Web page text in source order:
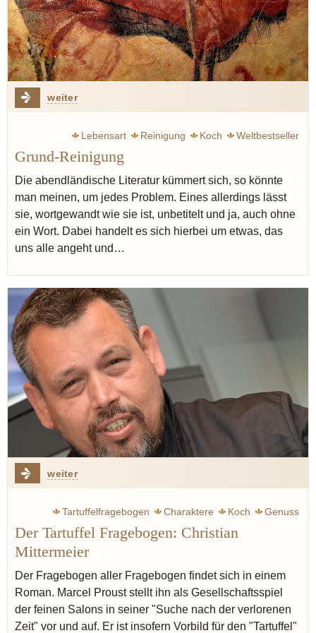
weiter
Lebensart Reinigung Koch Weltbestseller
Grund-Reinigung
Die abendländische Literatur kümmert sich, so könnte
man meinen, um jedes Problem. Eines allerdings lässt
sie, wortgewandt wie sie ist, unbetitelt und ja, auch ohne
ein Wort. Dabei handelt es sich hierbei um etwas, das
uns alle angeht und…
weiter
Tartuffelfragebogen Charaktere Koch Genuss
Der Tartuffel Fragebogen: Christian
Mittermeier
Der Fragebogen aller Fragebogen findet sich in einem
Roman. Marcel Proust stellt ihn als Gesellschaftsspiel
der feinen Salons in seiner "Suche nach der verlorenen
Zeit" vor und auf. Er ist insofern Vorbild für den "Tartuffel"